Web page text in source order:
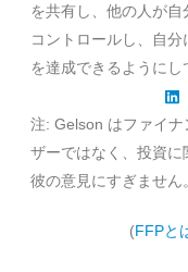
を共有し、他の人が自
コントロールし、自
を達成できるようにし
注: Gelson はファイナ
ザーではなく、投資に
彼の意見にすぎません。
(FFPと